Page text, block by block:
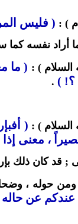
) : ( فليس
أراد نفسه
السلام ) : ( ما
؟! ) .
السلام ) : (
، معنى
; قد كان ذلك
حوله ،
عن حاله